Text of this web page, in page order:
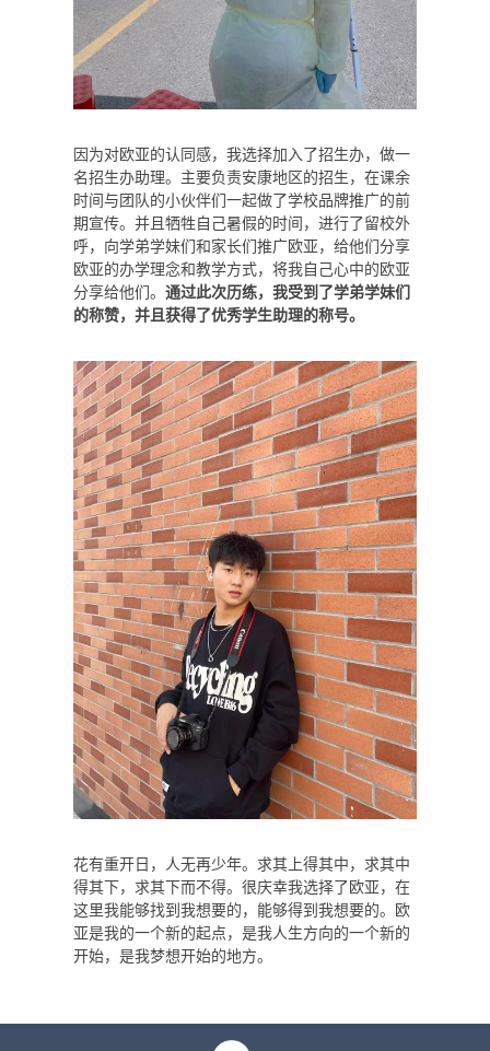
因为对欧亚的认同感，我选择加入了招生办，做一
名招生办助理。主要负责安康地区的招生，在课余
时间与团队的小伙伴们一起做了学校品牌推广的前
期宣传。并且牺牲自己暑假的时间，进行了留校外
呼，向学弟学妹们和家长们推广欧亚，给他们分享
欧亚的办学理念和教学方式，将我自己心中的欧亚
分享给他们。通过此次历练，我受到了学弟学妹们
的称赞，并且获得了优秀学生助理的称号。
花有重开日，人无再少年。求其上得其中，求其中
得其下，求其下而不得。很庆幸我选择了欧亚，在
这里我能够找到我想要的，能够得到我想要的。欧
亚是我的一个新的起点，是我人生方向的一个新的
开始，是我梦想开始的地方。